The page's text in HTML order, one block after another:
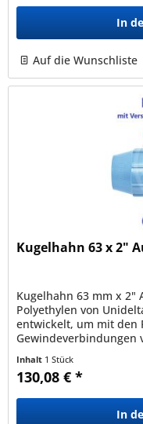
In
Auf die Wunschliste
Kugelhahn 63 x 2"
Kugelhahn 63 mm x 2"
Polyethylen von
entwickelt, um mit den
Gewindeverbindungen
Inhalt 1 Stück
130,08 € *
In